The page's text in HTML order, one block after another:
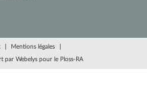
Mentions légales
parWebelys pour le Ploss-RA